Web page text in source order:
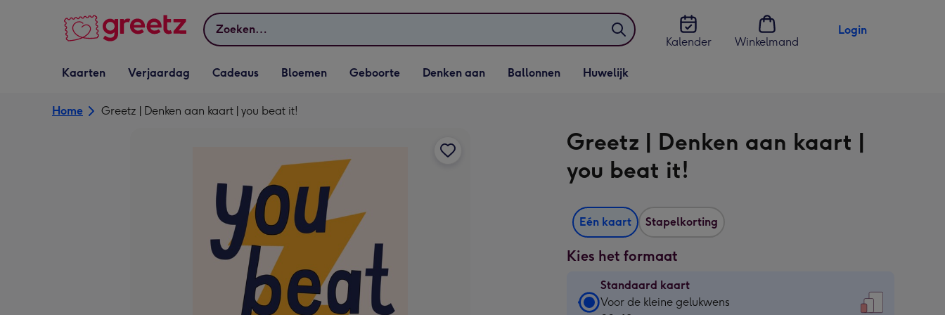
Zoeken
Kalender
Winkelmand
Login
Vervolgkeuzelijst
Kaarten openen
Kaarten
Vervolgkeuzelijst
Verjaardag openen
Verjaardag
Vervolgkeuzelijst
Cadeaus openen
Cadeaus
Vervolgkeuzelijst
Bloemen openen
Bloemen
Vervolgkeuzelijst
Geboorte openen
Geboorte
Vervolgkeuzelijst
Denken aan openen
Denken aan
Vervolgkeuzelijst
Ballonnen openen
Ballonnen
Vervolgkeuzelijst
Huwelijk openen
Huwelijk
Home Greetz | Denken aan kaart | you beat it!
Greetz | Denken aan kaart |
you beat it!
Eén kaart Stapelkorting
Kies het formaat
Standaard kaart
Standaard
Voor de kleine gelukwens